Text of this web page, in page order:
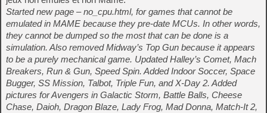
Started new page – no_cpu.html, for games that cannot be
emulated in MAME because they pre-date MCUs. In other words,
they cannot be dumped so the most that can be done is a
simulation. Also removed Midway’s Top Gun because it appears
to be a purely mechanical game. Updated Halley’s Comet, Mach
Breakers, Run & Gun, Speed Spin. Added Indoor Soccer, Space
Bugger, SS Mission, Talbot, Triple Fun, and X-Day 2. Added
pictures for Avengers in Galactic Storm, Battle Balls, Cheese
Chase, Daioh, Dragon Blaze, Lady Frog, Mad Donna, Match-It 2,